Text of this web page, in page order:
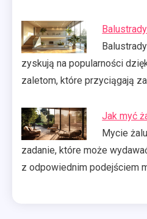
zyskują na popularności
zaletom, które przyciągają
Jak myć
Mycie
zadanie, które może
z odpowiednim podejściem